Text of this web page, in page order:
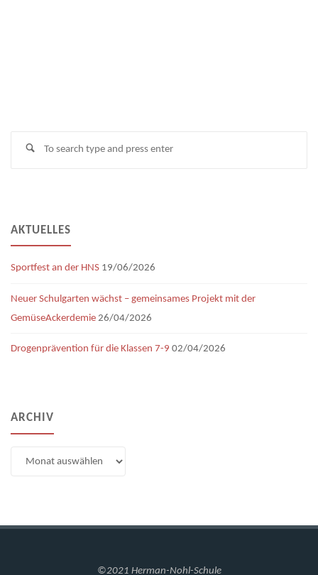
Search
AKTUELLES
Sportfest an der HNS 19/06/2026
Neuer Schulgarten wächst – gemeinsames Projekt mit der
GemüseAckerdemie 26/04/2026
Drogenprävention für die Klassen 7-9 02/04/2026
ARCHIV
Archiv
©2021 Herman-Nohl-Schule